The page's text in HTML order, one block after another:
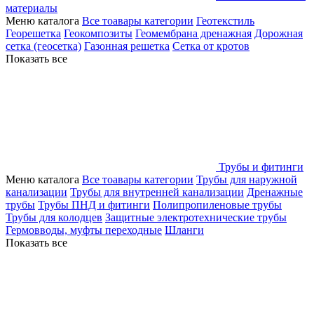
материалы
Меню каталога Все тоавары категории Геотекстиль
Георешетка Геокомпозиты Геомембрана дренажная Дорожная
сетка (геосетка) Газонная решетка Сетка от кротов
Показать все
Трубы и фитинги
Меню каталога Все тоавары категории Трубы для наружной
канализации Трубы для внутренней канализации Дренажные
трубы Трубы ПНД и фитинги Полипропиленовые трубы
Трубы для колодцев Защитные электротехнические трубы
Гермовводы, муфты переходные Шланги
Показать все